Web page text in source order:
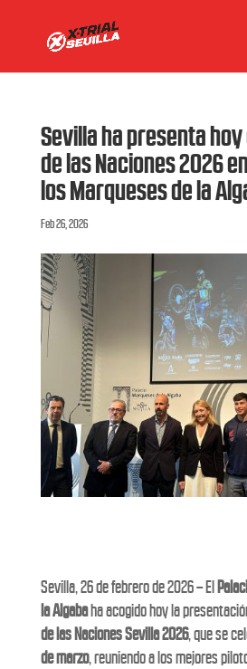
Sevilla ha presenta hoy
de las Naciones 2026
los Marqueses de la
Feb 26, 2026
Sevilla, 26 de febrero de 2026 – El
la Algabaha acogido hoy la
de las Naciones Sevilla 2026, que se
de marzo, reuniendo a los mejores